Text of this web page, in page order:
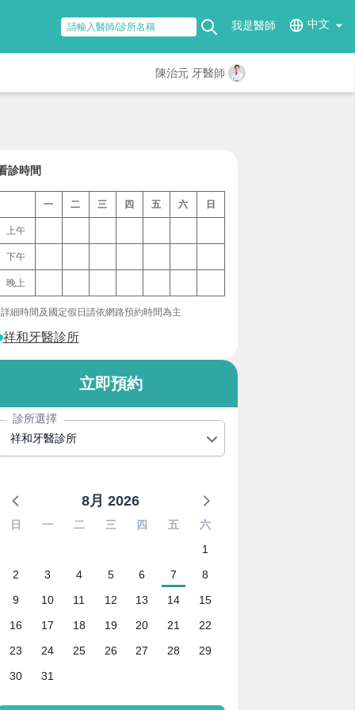
我是醫師 中文
陳治元 牙醫師
診時間
一 二 三 四 五 六 日
上午
下午
晚上
細時間及國定假日請依網路預約時間為主
祥和牙醫診所
立即預約
診所選擇
祥和牙醫診所
8月 2026
日 一 二 三 四 五
六
1
2
3 4 5 6 7
8
9
10 11 12 13 14
15
16
17 18 19 20 21
22
23
24 25 26 27 28
29
30
31